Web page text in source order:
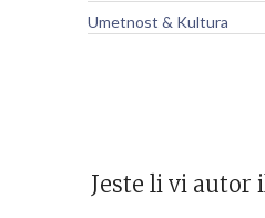
Umetnost & Kultura
Jeste li vi autor